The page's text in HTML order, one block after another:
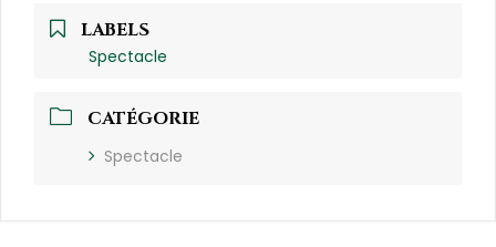
LABELS
Spectacle
CATÉGORIE
Spectacle